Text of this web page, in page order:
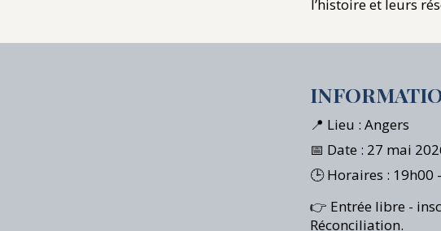
l’histoire et leurs
📍 Lieu : Angers
📅 Date : 27 mai
🕒 Horaires : 19h00
👉 Entrée libre -
Réconciliation.